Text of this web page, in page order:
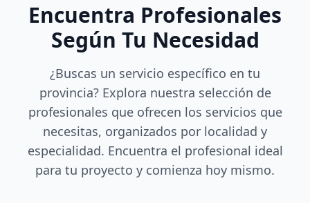
Encuentra Profesionales
Según Tu Necesidad
¿Buscas un servicio específico en tu
provincia? Explora nuestra selección de
profesionales que ofrecen los servicios que
necesitas, organizados por localidad y
especialidad. Encuentra el profesional ideal
para tu proyecto y comienza hoy mismo.